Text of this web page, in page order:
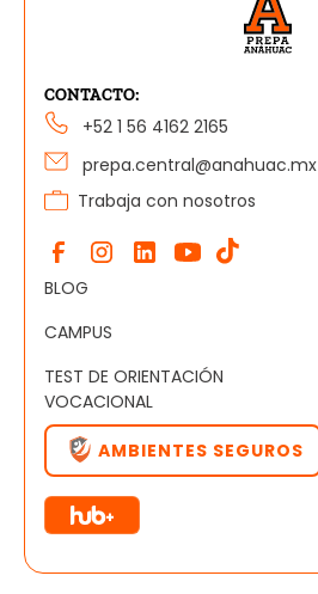
CONTACTO:
+52 1 56 4162 2165
prepa.central@anahuac.mx
Trabaja con nosotros
BLOG
CAMPUS
TEST DE ORIENTACIÓN
VOCACIONAL
AMBIENTES SEGUROS